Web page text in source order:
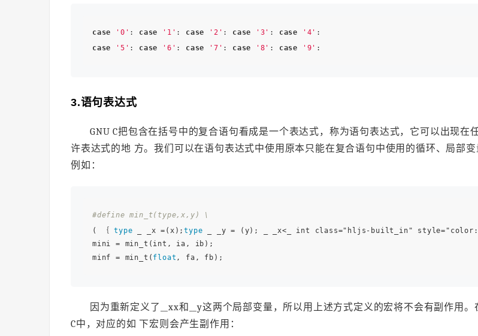
case '0' : case '1' : case '2' : case '3' : case '4'
case
'5' : case '6' : case '7' : case '8' : case '9'
3.语句表达式
GNU C把包含在括号中的复合语句看成是一个表达式，称为语句表达式，它可以出现在
许表达式的地 方。我们可以在语句表达式中使用原本只能在复合语句中使用的循环、局部变
例如：
#define min_t(type,x,y) \
( ｛ type _ _x =(x);type _ _y = (y); _ _x<_ int class="hljs-built_in"
mini = min_t(int, ia, ib);
minf = min_t( float
因为重新定义了__xx和__y这两个局部变量，所以用上述方式定义的宏将不会有副作用。
C中，对应的如 下宏则会产生副作用：